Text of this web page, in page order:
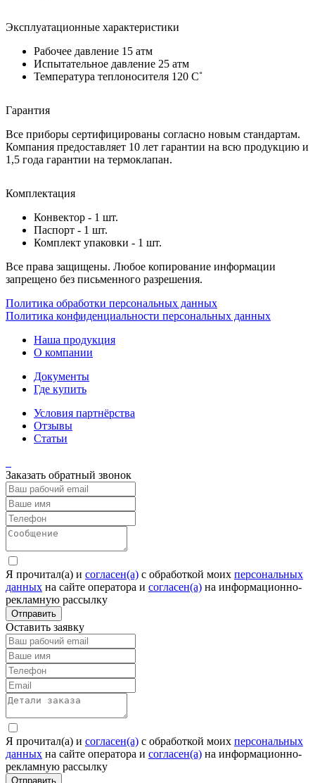
Эксплуатационные характеристики
Рабочее давление 15 атм
Испытательное давление 25 атм
Температура теплоносителя 120 C˚
Гарантия
Все приборы сертифицированы согласно новым стандартам.
Компания предоставляет 10 лет гарантии на всю продукцию и
1,5 года гарантии на термоклапан.
Комплектация
Конвектор - 1 шт.
Паспорт - 1 шт.
Комплект упаковки - 1 шт.
Все права защищены. Любое копирование информации
запрещено без письменного разрешения.
Политика обработки персональных данных
Политика конфиденциальности персональных данных
Наша продукция
О компании
Документы
Где купить
Условия партнёрства
Отзывы
Статьи
Заказать обратный звонок
Я прочитал(а) и согласен(а) c обработкой моих персональных
данных на сайте оператора и согласен(а) на информационно-
рекламную рассылку
Отправить
Оставить заявку
Я прочитал(а) и согласен(а) c обработкой моих персональных
данных на сайте оператора и согласен(а) на информационно-
рекламную рассылку
Отправить